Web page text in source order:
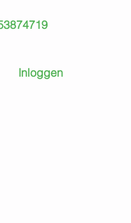
Inloggen